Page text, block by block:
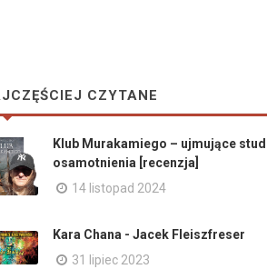
CZYTANE
Klub Murakamiego – ujmujące
osamotnienia [recenzja]
14 listopad 2024
Kara Chana - Jacek Fleiszfreser
31 lipiec 2023